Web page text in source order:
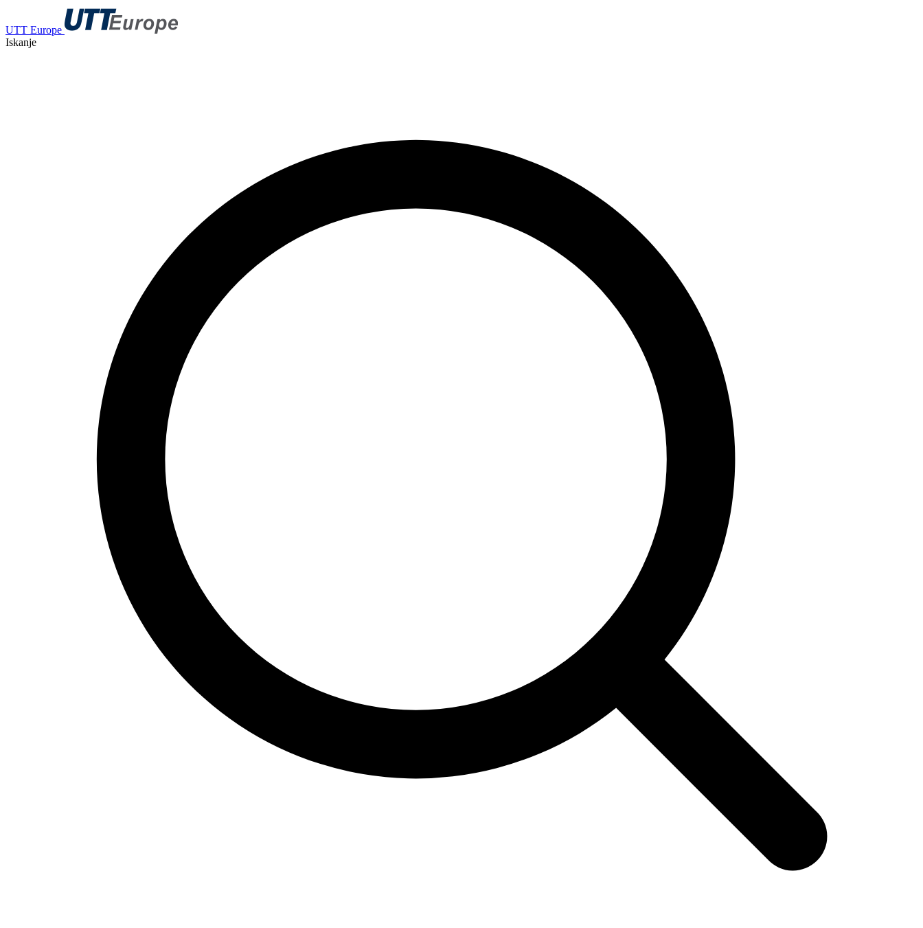
UTT Europe
Iskanje